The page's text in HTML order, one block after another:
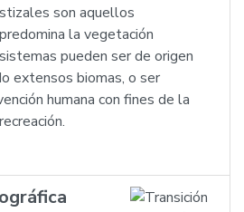
son aquellos
la vegetación
pueden ser de origen
extensos biomas, o ser
humana con fines de la